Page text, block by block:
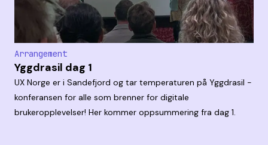
Arrangement
Yggdrasil dag 1
UX Norge er i Sandefjord og tar temperaturen på Yggdrasil -
konferansen for alle som brenner for digitale
brukeropplevelser! Her kommer oppsummering fra dag 1.